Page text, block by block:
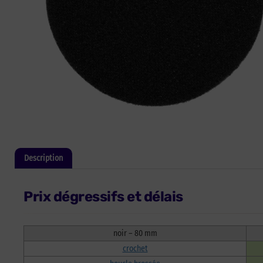
Description
Prix dégressifs et délais
noir – 80 mm
crochet